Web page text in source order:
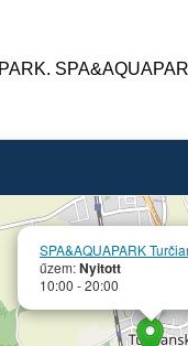
SPA&AQUAPARK
űzem:Nyitott
10:00 - 20:00